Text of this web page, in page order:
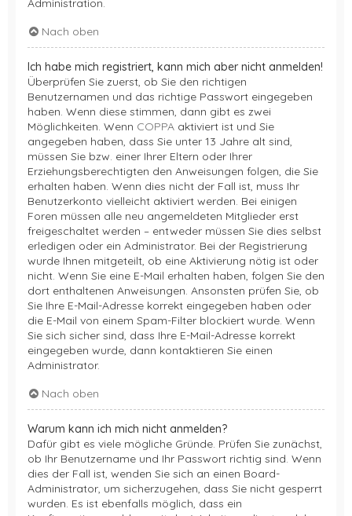
Nach oben
Ich habe mich registriert, kann mich aber nicht anmelden!
Überprüfen Sie zuerst, ob Sie den richtigen
Benutzernamen und das richtige Passwort eingegeben
haben. Wenn diese stimmen, dann gibt es zwei
Möglichkeiten. Wenn COPPA aktiviert ist und Sie
angegeben haben, dass Sie unter 13 Jahre alt sind,
müssen Sie bzw. einer Ihrer Eltern oder Ihrer
Erziehungsberechtigten den Anweisungen folgen, die Sie
erhalten haben. Wenn dies nicht der Fall ist, muss Ihr
Benutzerkonto vielleicht aktiviert werden. Bei einigen
Foren müssen alle neu angemeldeten Mitglieder erst
freigeschaltet werden – entweder müssen Sie dies selbst
erledigen oder ein Administrator. Bei der Registrierung
wurde Ihnen mitgeteilt, ob eine Aktivierung nötig ist oder
nicht. Wenn Sie eine E-Mail erhalten haben, folgen Sie den
dort enthaltenen Anweisungen. Ansonsten prüfen Sie, ob
Sie Ihre E-Mail-Adresse korrekt eingegeben haben oder
die E-Mail von einem Spam-Filter blockiert wurde. Wenn
Sie sich sicher sind, dass Ihre E-Mail-Adresse korrekt
eingegeben wurde, dann kontaktieren Sie einen
Administrator.
Nach oben
Warum kann ich mich nicht anmelden?
Dafür gibt es viele mögliche Gründe. Prüfen Sie zunächst,
ob Ihr Benutzername und Ihr Passwort richtig sind. Wenn
dies der Fall ist, wenden Sie sich an einen Board-
Administrator, um sicherzugehen, dass Sie nicht gesperrt
wurden. Es ist ebenfalls möglich, dass ein